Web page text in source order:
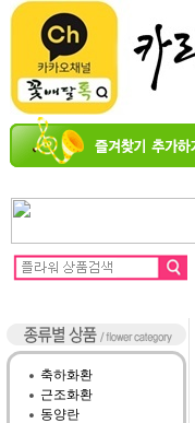
축하화환
근조화환
동양란